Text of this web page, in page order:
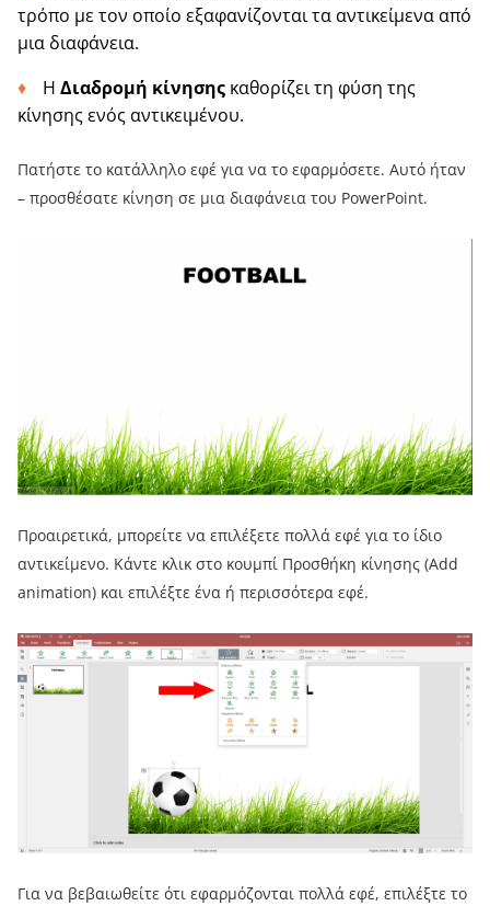
τρόπο με τον οποίο εξαφανίζονται τα αντικείμενα από
μια διαφάνεια.
Η Διαδρομή κίνησης καθορίζει τη φύση της
κίνησης ενός αντικειμένου.
Πατήστε το κατάλληλο εφέ για να το εφαρμόσετε. Αυτό ήταν
– προσθέσατε κίνηση σε μια διαφάνεια του PowerPoint.
Προαιρετικά, μπορείτε να επιλέξετε πολλά εφέ για το ίδιο
αντικείμενο. Κάντε κλικ στο κουμπί Προσθήκη κίνησης (Add
animation) και επιλέξτε ένα ή περισσότερα εφέ.
Για να βεβαιωθείτε ότι εφαρμόζονται πολλά εφέ, επιλέξτε το